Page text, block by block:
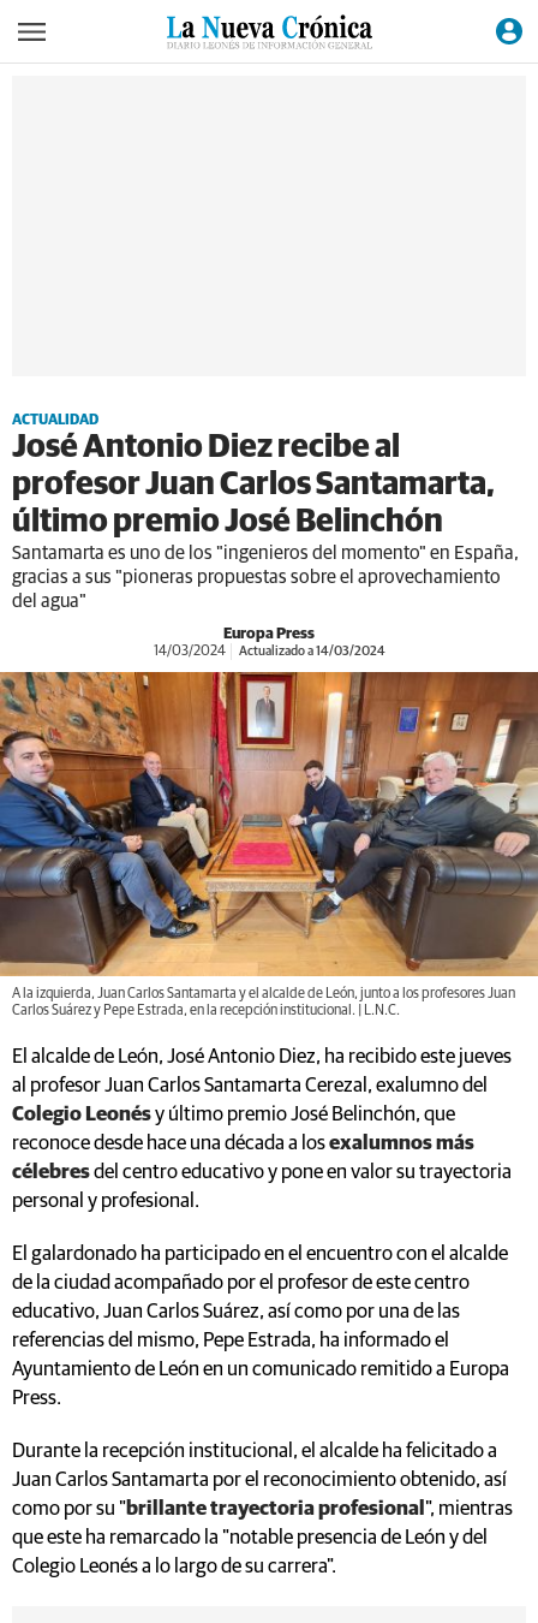
ACTUALIDAD
José Antonio Diez recibe al
profesor Juan Carlos Santamarta,
último premio José Belinchón
Santamarta es uno de los "ingenieros del momento" en España,
gracias a sus "pioneras propuestas sobre el aprovechamiento
del agua"
Europa Press
14/03/2024 Actualizado a 14/03/2024
A la izquierda, Juan Carlos Santamarta y el alcalde de León, junto a los profesores Juan
Carlos Suárez y Pepe Estrada, en la recepción institucional. | L.N.C.
El alcalde de León, José Antonio Diez, ha recibido este jueves
al profesor Juan Carlos Santamarta Cerezal, exalumno del
Colegio Leonésy último premio José Belinchón, que
reconoce desde hace una década a losexalumnos más
célebresdel centro educativo y pone en valor su trayectoria
personal y profesional.
El galardonado ha participado en el encuentro con el alcalde
de la ciudad acompañado por el profesor de este centro
educativo, Juan Carlos Suárez, así como por una de las
referencias del mismo, Pepe Estrada, ha informado el
Ayuntamiento de León en un comunicado remitido a Europa
Press.
Durante la recepción institucional, el alcalde ha felicitado a
Juan Carlos Santamarta por el reconocimiento obtenido, así
como por su "brillante trayectoria profesional ", mientras
que este ha remarcado la "notable presencia de León y del
Colegio Leonés a lo largo de su carrera".